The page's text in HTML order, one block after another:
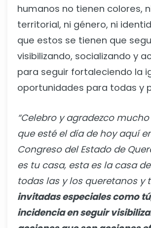
humanos no tienen colores,
territorial, ni género, ni
que estos se tienen que
visibilizando, socializando y
para seguir fortaleciendo la
oportunidades para todas y
“Celebro y agradezco
que esté el día de hoy aquí
Congreso del Estado de
es tu casa, esta es la casa
todas las y los queretanos y
invitadas especiales como
incidencia en seguir